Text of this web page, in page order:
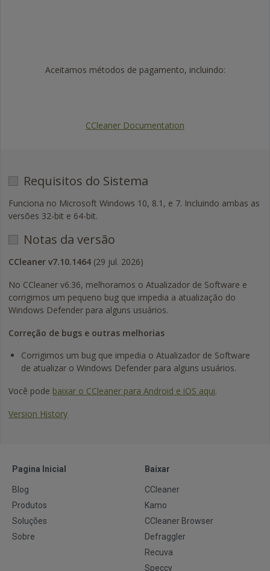
Aceitamos métodos de pagamento, incluindo:
CCleaner Documentation
Requisitos do Sistema
Funciona no Microsoft Windows 10, 8.1, e 7. Incluindo ambas as
versões 32-bit e 64-bit.
Notas da versão
CCleaner v7.10.1464 (29 jul. 2026)
No CCleaner v6.36, melhoramos o Atualizador de Software e
corrigimos um pequeno bug que impedia a atualização do
Windows Defender para alguns usuários.
Correção de bugs e outras melhorias
Corrigimos um bug que impedia o Atualizador de Software
de atualizar o Windows Defender para alguns usuários.
Você pode baixar o CCleaner para Android e iOS aqui.
Version History
Pagina Inicial
Blog
Produtos
Soluções
Sobre
Baixar
CCleaner
Kamo
CCleaner Browser
Defraggler
Recuva
Speccy